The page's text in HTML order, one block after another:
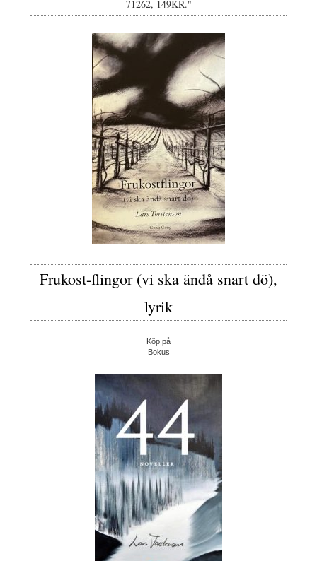
71262, 149KR."
Frukost-flingor (vi ska ändå snart dö),
lyrik
Köp på
Bokus